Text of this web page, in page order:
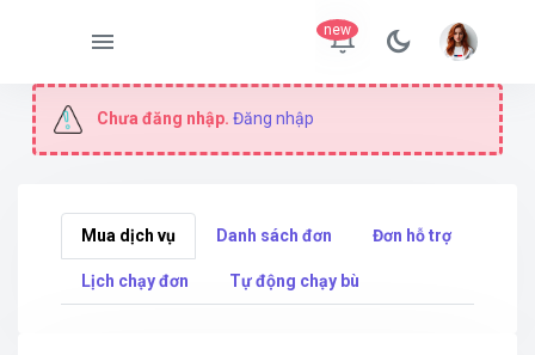
new
Chưa đăng nhập. Đăng nhập
Mua dịch vụ Danh sách đơn Đơn hỗ trợ
Lịch chạy đơn Tự động chạy bù